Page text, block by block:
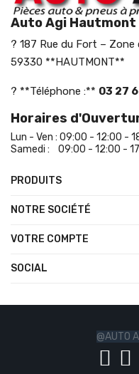
Auto Agi Hautmont
? 187 Rue du Fort –
59330 **HAUTMONT**
? **Téléphone :** 03 27
Horaires
Lun - Ven : 09:00 - 12:00 -
Samedi : 09:00 - 12:00 -
PRODUITS
NOTRE SOCIÉTÉ
VOTRE COMPTE
SOCIAL
@AUTO